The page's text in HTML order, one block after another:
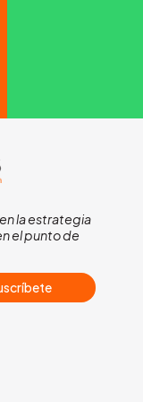
la estrategia
el punto de